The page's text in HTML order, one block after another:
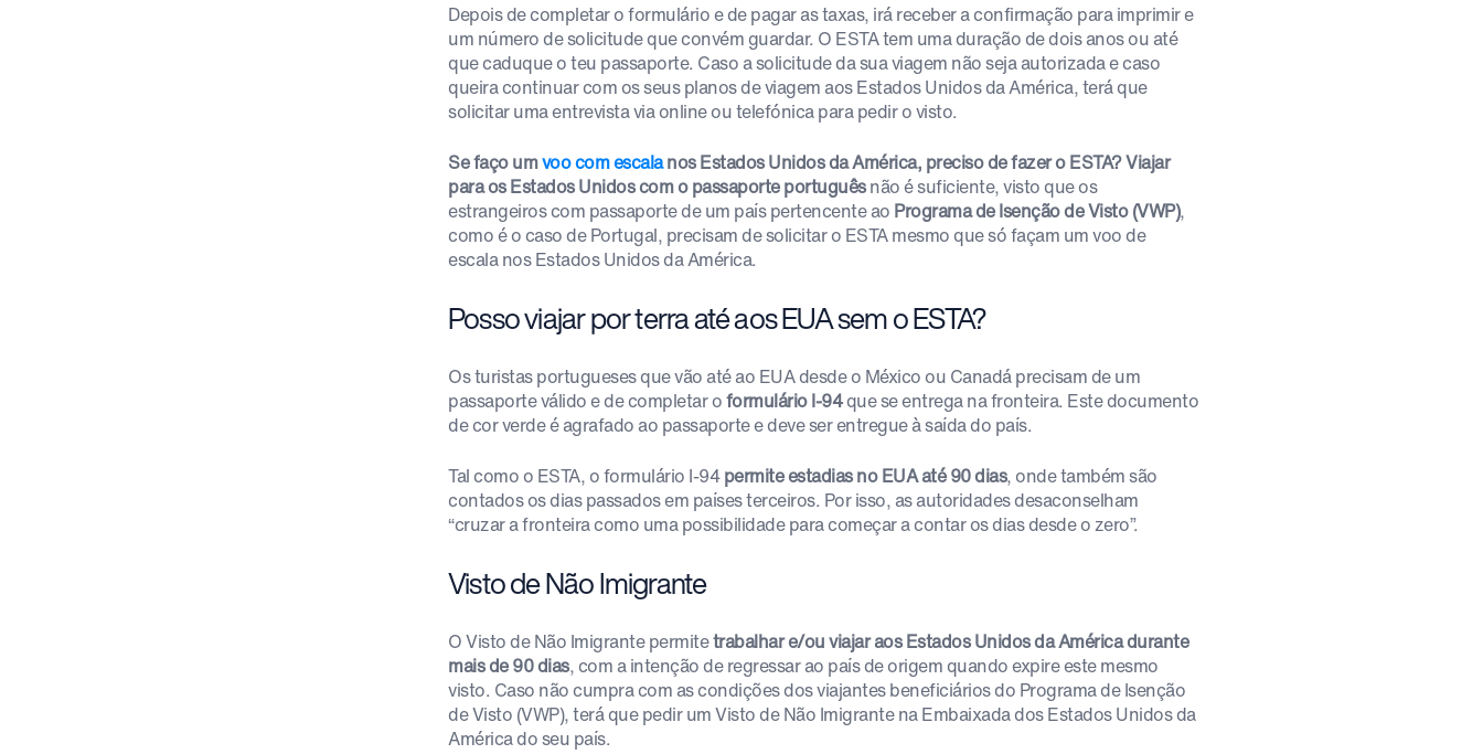
Depois de completar o formulário e de pagar as taxas, irá receber a confirmação para imprimir e
um número de solicitude que convém guardar. O ESTA tem uma duração de dois anos ou até
que caduque o teu passaporte. Caso a solicitude da sua viagem não seja autorizada e caso
queira continuar com os seus planos de viagem aos Estados Unidos da América, terá que
solicitar uma entrevista via online ou telefónica para pedir o visto.
Se faço umvoo com escalanos Estados Unidos da América, preciso de fazer o ESTA? Viajar
para os Estados Unidos com o passaporte portuguêsnão é suficiente, visto que os
estrangeiros com passaporte de um país pertencente ao Programa de Isenção de Visto (VWP),
como é o caso de Portugal, precisam de solicitar o ESTA mesmo que só façam um voo de
escala nos Estados Unidos da América.
Posso viajar por terra até aos EUA sem o ESTA?
Os turistas portugueses que vão até ao EUA desde o México ou Canadá precisam de um
passaporte válido e de completar oformulário I-94que se entrega na fronteira. Este documento
de cor verde é agrafado ao passaporte e deve ser entregue à saída do país.
Tal como o ESTA, o formulário I-94permite estadias no EUA até 90 dias, onde também são
contados os dias passados em países terceiros. Por isso, as autoridades desaconselham
“cruzar a fronteira como uma possibilidade para começar a contar os dias desde o zero”.
Visto de Não Imigrante
O Visto de Não Imigrante permitetrabalhar e/ou viajar aos Estados Unidos da América durante
mais de 90 dias, com a intenção de regressar ao país de origem quando expire este mesmo
visto. Caso não cumpra com as condições dos viajantes beneficiários do Programa de Isenção
de Visto (VWP), terá que pedir um Visto de Não Imigrante na Embaixada dos Estados Unidos da
América do seu país.